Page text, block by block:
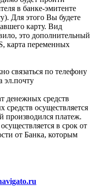
в банке-эмитенте
Для этого Вы будете
карту. Вид
это дополнительный
карта переменных
связаться по телефону
эл.почту
денежных средств
средств осуществляется
производился платеж.
в срок от
от Банка, которым